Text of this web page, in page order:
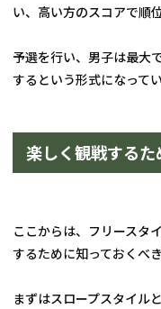
い、高い方のスコアで順
予選を行い、男子は最大
するという形式になってい
楽しく観戦する
ここからは、フリースタ
するために知っておくべ
まずはスロープスタイル